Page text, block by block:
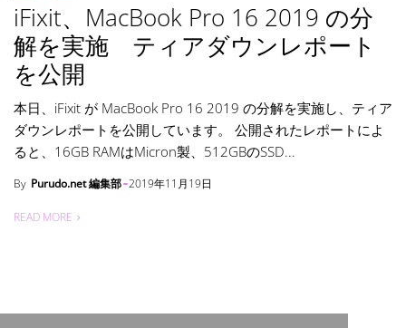
iFixit、MacBook Pro 16 2019 の分
解を実施 ティアダウンレポート
を公開
本日、iFixit が MacBook Pro 16 2019 の分解を実施し、ティア
ダウンレポートを公開しています。 公開されたレポートによ
ると、16GB RAMはMicron製、512GBのSSD...
By Purudo.net 編集部 2019年11月19日
READ MORE